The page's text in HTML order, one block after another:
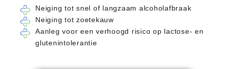
Neiging tot snel of langzaam alcoholafbraak
Neiging tot zoetekauw
Aanleg voor een verhoogd risico op lactose- en
glutenintolerantie